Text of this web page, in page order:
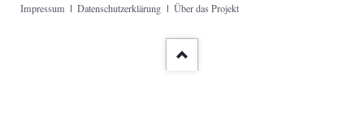
Skip
Impressum Datenschutzerklärung Über das Projekt